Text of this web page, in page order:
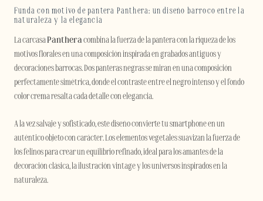
Funda con motivo de pantera Panthera: un diseño barroco entre la
naturaleza y la elegancia
La carcasaPanthera combina la fuerza de la pantera con la riqueza de los
motivos florales en una composición inspirada en grabados antiguos y
decoraciones barrocas. Dos panteras negras se miran en una composición
perfectamente simétrica, donde el contraste entre el negro intenso y el fondo
color crema resalta cada detalle con elegancia.
A la vez salvaje y sofisticado, este diseño convierte tu smartphone en un
auténtico objeto con carácter. Los elementos vegetales suavizan la fuerza de
los felinos para crear un equilibrio refinado, ideal para los amantes de la
decoración clásica, la ilustración vintage y los universos inspirados en la
naturaleza.